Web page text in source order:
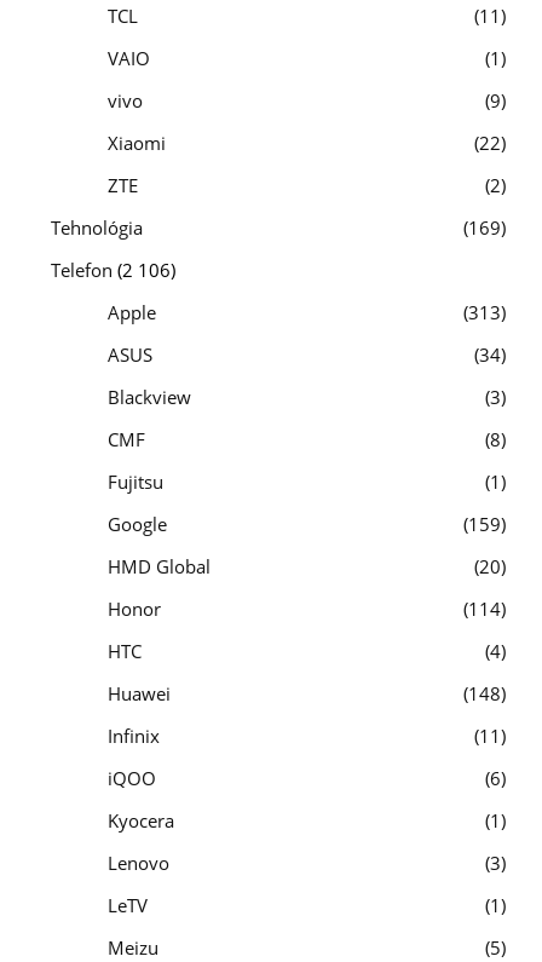
TCL
11
VAIO
1
vivo
9
Xiaomi
22
ZTE
2
Tehnológia
169
Telefon (2 106)
Apple
313
ASUS
34
Blackview
3
CMF
8
Fujitsu
1
Google
159
HMD Global
20
Honor
114
HTC
4
Huawei
148
Infinix
11
iQOO
6
Kyocera
1
Lenovo
3
LeTV
1
Meizu
5